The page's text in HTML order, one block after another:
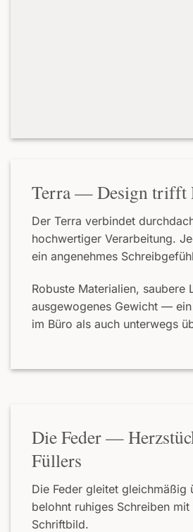
Terra — Design trifft
Der Terra verbindet
hochwertiger Verarbeitung.
ein angenehmes
Robuste Materialien, saubere
ausgewogenes Gewicht —
im Büro als auch unterwegs
Die Feder —
Füllers
Die Feder gleitet gleichmäßig
belohnt ruhiges Schreiben
Schriftbild.